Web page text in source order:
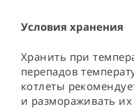
Условия хранения
Хранить при
перепадов
котлеты
и размораживать